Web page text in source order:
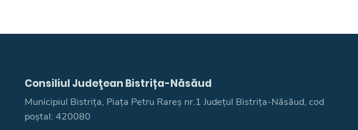
Consiliul Judeţean Bistrița-Năsăud
Municipiul Bistrița, Piața Petru Rareș nr.1 Județul Bistrița-Năsăud, cod
poștal: 420080